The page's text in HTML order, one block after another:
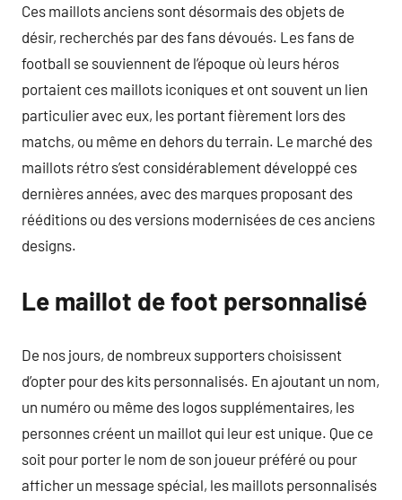
Ces maillots anciens sont désormais des objets de
désir, recherchés par des fans dévoués. Les fans de
football se souviennent de l’époque où leurs héros
portaient ces maillots iconiques et ont souvent un lien
particulier avec eux, les portant fièrement lors des
matchs, ou même en dehors du terrain. Le marché des
maillots rétro s’est considérablement développé ces
dernières années, avec des marques proposant des
rééditions ou des versions modernisées de ces anciens
designs.
Le maillot de foot personnalisé
De nos jours, de nombreux supporters choisissent
d’opter pour des kits personnalisés. En ajoutant un nom,
un numéro ou même des logos supplémentaires, les
personnes créent un maillot qui leur est unique. Que ce
soit pour porter le nom de son joueur préféré ou pour
afficher un message spécial, les maillots personnalisés